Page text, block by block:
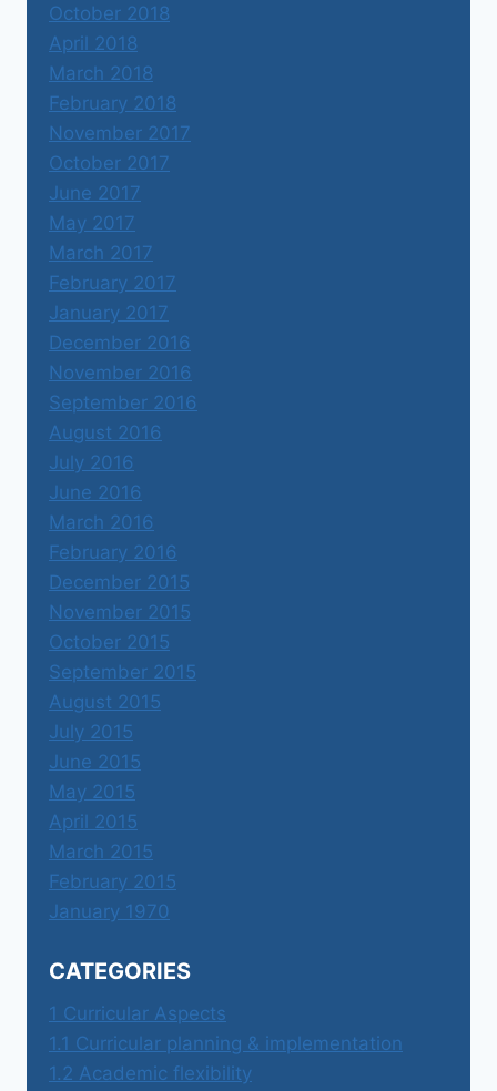
October 2018
April 2018
March 2018
February 2018
November 2017
October 2017
June 2017
May 2017
March 2017
February 2017
January 2017
December 2016
November 2016
September 2016
August 2016
July 2016
June 2016
March 2016
February 2016
December 2015
November 2015
October 2015
September 2015
August 2015
July 2015
June 2015
May 2015
April 2015
March 2015
February 2015
January 1970
CATEGORIES
1 Curricular Aspects
1.1 Curricular planning & implementation
1.2 Academic flexibility